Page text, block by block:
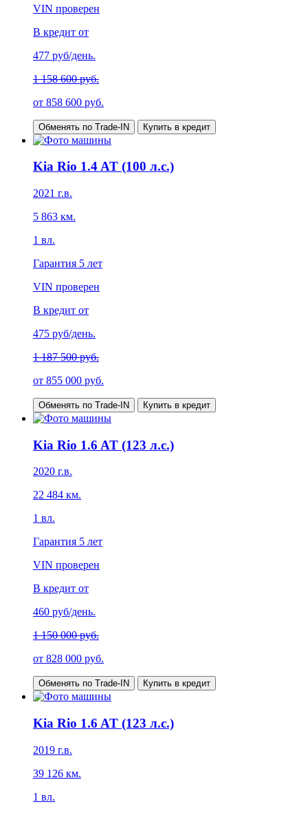
VIN проверен
В кредит от
477 руб/день.
1 158 600 руб.
от 858 600 руб.
Обменять по Trade-IN Купить в кредит
Kia Rio 1.4 AT (100 л.с.)
2021 г.в.
5 863 км.
1 вл.
Гарантия 5 лет
VIN проверен
В кредит от
475 руб/день.
1 187 500 руб.
от 855 000 руб.
Обменять по Trade-IN Купить в кредит
Kia Rio 1.6 AT (123 л.с.)
2020 г.в.
22 484 км.
1 вл.
Гарантия 5 лет
VIN проверен
В кредит от
460 руб/день.
1 150 000 руб.
от 828 000 руб.
Обменять по Trade-IN Купить в кредит
Kia Rio 1.6 AT (123 л.с.)
2019 г.в.
39 126 км.
1 вл.